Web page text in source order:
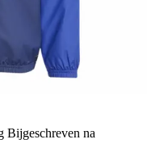
Bijgeschreven na